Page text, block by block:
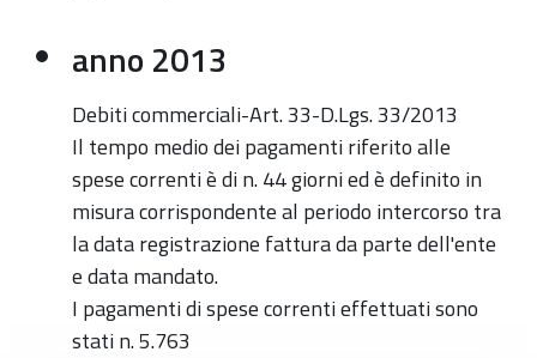
anno 2013
Debiti commerciali-Art. 33-D.Lgs. 33/2013
Il tempo medio dei pagamenti riferito alle
spese correnti è di n. 44 giorni ed è definito in
misura corrispondente al periodo intercorso tra
la data registrazione fattura da parte dell'ente
e data mandato.
I pagamenti di spese correnti effettuati sono
stati n. 5.763